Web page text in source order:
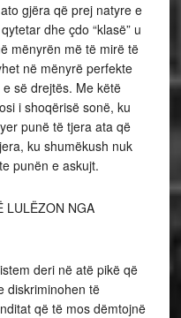
gjëra që prej natyre e
dhe çdo “klasë” u
mënyrën më të mirë të
në mënyrë perfekte
së drejtës. Me këtë
i shoqërisë sonë, ku
punë të tjera ata që
ku shumëkush nuk
punën e askujt.
LULËZON NGA
deri në atë pikë që
diskriminohen të
që të mos dëmtojnë